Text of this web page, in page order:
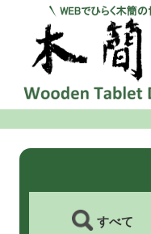
すべて